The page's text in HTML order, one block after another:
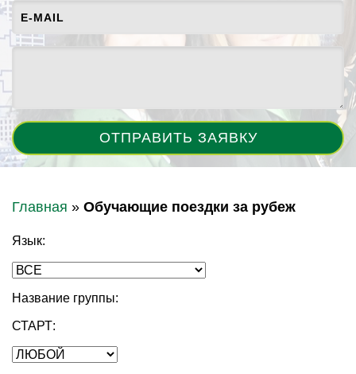
ОТПРАВИТЬ ЗАЯВКУ
Главная » Обучающие поездки за рубеж
Язык:
Название группы:
СТАРТ: